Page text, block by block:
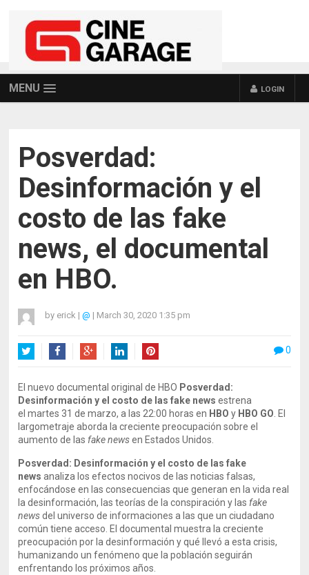
MENU LOGIN
Posverdad:
Desinformación y el
costo de las fake
news, el documental
en HBO.
by erick | @ | March 30, 2020 1:35 pm
0
El nuevo documental original de HBO Posverdad:
Desinformación y el costo de las fake news estrena
el martes 31 de marzo, a las 22:00 horas en HBO y HBO GO . El
largometraje aborda la creciente preocupación sobre el
aumento de las fake newsen Estados Unidos.
Posverdad: Desinformación y el costo de las fake
news analiza los efectos nocivos de las noticias falsas,
enfocándose en las consecuencias que generan en la vida real
la desinformación, las teorías de la conspiración y las fake
newsdel universo de informaciones a las que un ciudadano
común tiene acceso. El documental muestra la creciente
preocupación por la desinformación y qué llevó a esta crisis,
humanizando un fenómeno que la población seguirán
enfrentando los próximos años.